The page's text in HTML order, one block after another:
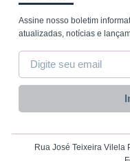
Assine nosso boletim
atualizadas, notícias e
Rua José Teixeira Vilela